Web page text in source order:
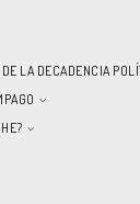
LA DECADENCIA